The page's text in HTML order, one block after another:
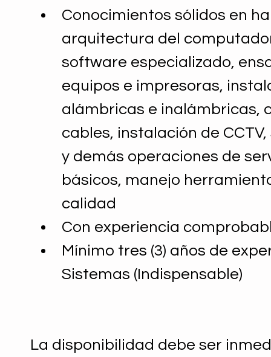
Conocimientos sólidos en
arquitectura del
software especializado,
equipos e impresoras,
alámbricas e inalámbricas,
cables, instalación de
y demás operaciones de
básicos, manejo
calidad
Con experiencia
Mínimo tres (3) años de
Sistemas (Indispensable)
La disponibilidad debe ser